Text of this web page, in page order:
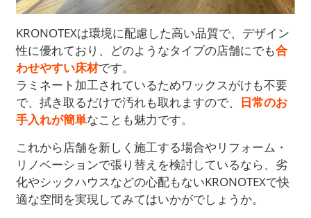
KRONOTEXは環境に配慮した高い品質で、デザイン
性に優れており、どのようなタイプの店舗にでも合
わせやすい床材です。
ラミネート加工されているためワックスがけも不要
で、拭き取るだけで汚れも取れますので、 日常のお
手入れが簡単なことも魅力です。
これから店舗を新しく施工する場合やリフォーム・
リノベーションで張り替えを検討しているなら、劣
化やシックハウスなどの心配もないKRONOTEXで快
適な空間を実現してみてはいかがでしょうか。